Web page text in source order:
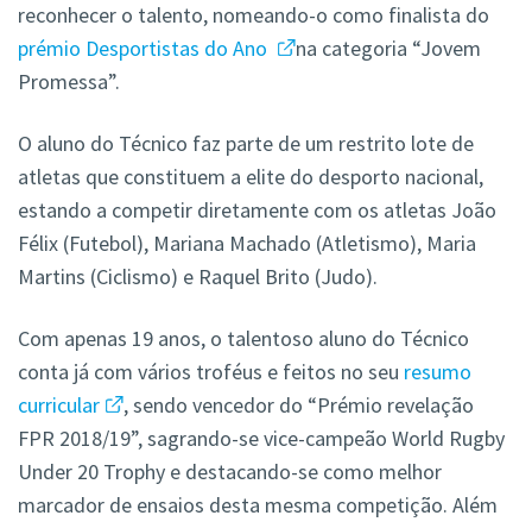
reconhecer o talento, nomeando-o como finalista do
prémio Desportistas do Ano
na categoria “Jovem
Promessa”.
O aluno do Técnico faz parte de um restrito lote de
atletas que constituem a elite do desporto nacional,
estando a competir diretamente com os atletas João
Félix (Futebol), Mariana Machado (Atletismo), Maria
Martins (Ciclismo) e Raquel Brito (Judo).
Com apenas 19 anos, o talentoso aluno do Técnico
conta já com vários troféus e feitos no seu resumo
curricular
, sendo vencedor do “Prémio revelação
FPR 2018/19”, sagrando-se vice-campeão World Rugby
Under 20 Trophy e destacando-se como melhor
marcador de ensaios desta mesma competição. Além